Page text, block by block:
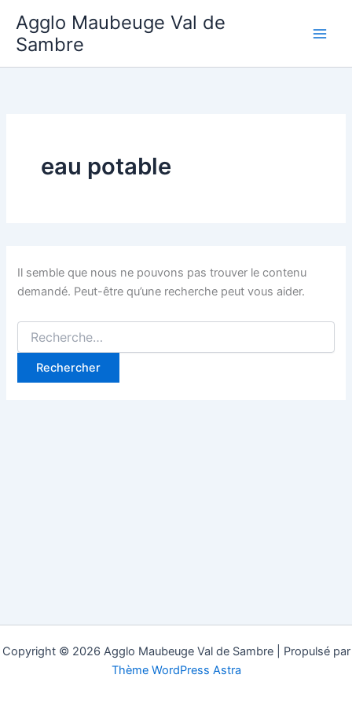
contenu
Agglo Maubeuge Val de
Sambre
eau potable
Il semble que nous ne pouvons pas trouver le contenu
demandé. Peut-être qu’une recherche peut vous aider.
Rechercher :
Copyright © 2026 Agglo Maubeuge Val de Sambre | Propulsé par
Thème WordPress Astra